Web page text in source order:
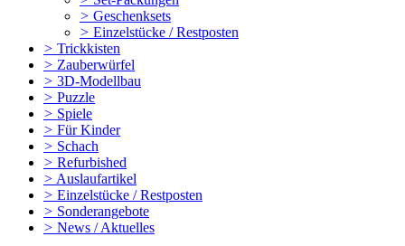
> Geschenksets
> Einzelstücke / Restposten
> Trickkisten
> Zauberwürfel
> 3D-Modellbau
> Puzzle
> Spiele
> Für Kinder
> Schach
> Refurbished
> Auslaufartikel
> Einzelstücke / Restposten
> Sonderangebote
> News / Aktuelles